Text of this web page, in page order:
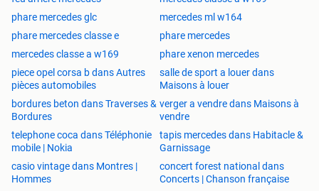
phare mercedes glc
mercedes ml w164
phare mercedes classe e
phare mercedes
mercedes classe a w169
phare xenon mercedes
piece opel corsa b dans Autres
pièces automobiles
salle de sport a louer dans
Maisons à louer
bordures beton dans Traverses &
Bordures
verger a vendre dans Maisons à
vendre
telephone coca dans Téléphonie
mobile | Nokia
tapis mercedes dans Habitacle &
Garnissage
casio vintage dans Montres |
Hommes
concert forest national dans
Concerts | Chanson française